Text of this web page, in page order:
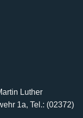
Luther
1a, Tel.: (02372)